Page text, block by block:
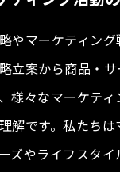
やマーケティン
立案から商品・
様々なマーケテ
解です。私たち
ズやライフスタ